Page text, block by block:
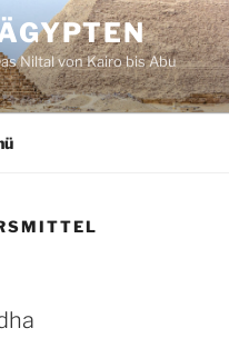
Niltal von Kairo bis Abu